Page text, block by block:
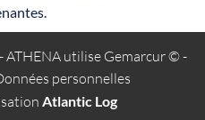
ATHENA utilise Gemarcur ©-
personnelles
Atlantic Log